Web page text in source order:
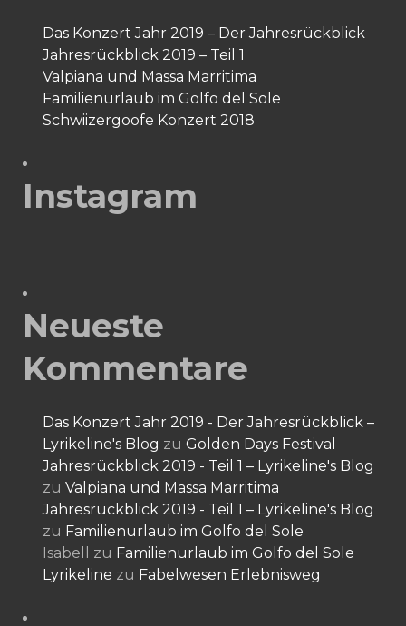
Das Konzert Jahr 2019 – Der Jahresrückblick
Jahresrückblick 2019 – Teil 1
Valpiana und Massa Marritima
Familienurlaub im Golfo del Sole
Schwiizergoofe Konzert 2018
Instagram
Neueste
Kommentare
Das Konzert Jahr 2019 - Der Jahresrückblick –
Lyrikeline's Blog zu Golden Days Festival
Jahresrückblick 2019 - Teil 1 – Lyrikeline's Blog
zu Valpiana und Massa Marritima
Jahresrückblick 2019 - Teil 1 – Lyrikeline's Blog
zu Familienurlaub im Golfo del Sole
Isabell
zu Familienurlaub im Golfo del Sole
Lyrikeline zu Fabelwesen Erlebnisweg